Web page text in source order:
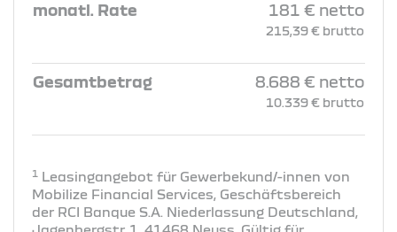
monatl. Rate 181 € netto
215,39 € brutto
Gesamtbetrag 8.688 € netto
10.339 € brutto
1 Leasingangebot für Gewerbekund/-innen von
Mobilize Financial Services, Geschäftsbereich
der RCI Banque S.A. Niederlassung Deutschland,